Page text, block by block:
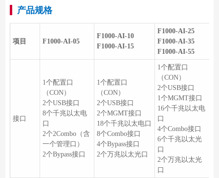
产品规格
项目 F1000-AI-05
F1000-AI-10
F1000-AI-15
F1000-AI-25
F1000-AI-35
F1000-AI-55
接口
1个配置口
（CON）
2个USB接口
8个千兆以太电
口
2个2Combo（含
一个管理口）
2个Bypass接口
1个配置口
（CON）
2个USB接口
2个MGMT接口
18个千兆以太电口
8个Combo接口
4个Bypass接口
2个万兆以太光口
1个配置口
（CON）
2个USB接口
1个MGMT接口
16个千兆以太电
口
4个Combo接口
6个千兆以太光
口
2个万兆以太光
口